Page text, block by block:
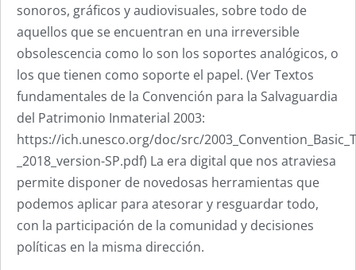
sonoros, gráficos y audiovisuales, sobre todo de
aquellos que se encuentran en una irreversible
obsolescencia como lo son los soportes analógicos, o
los que tienen como soporte el papel. (Ver Textos
fundamentales de la Convención para la Salvaguardia
del Patrimonio Inmaterial 2003:
https://ich.unesco.org/doc/src/
_2018_version-SP.pdf) La era digital que nos atraviesa
permite disponer de novedosas herramientas que
podemos aplicar para atesorar y resguardar todo,
con la participación de la comunidad y decisiones
políticas en la misma dirección.